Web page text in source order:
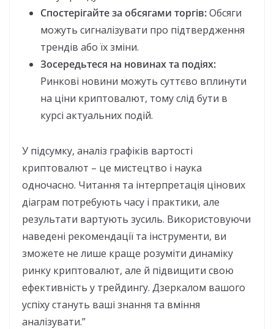
Спостерігайте за обсягами торгів:Обсяги
можуть сигналізувати про підтвердження
трендів або їх зміни.
Зосередьтеся на новинах та подіях:
Ринкові новини можуть суттєво вплинути
на ціни криптовалют, тому слід бути в
курсі актуальних подій.
У підсумку, аналіз графіків вартості
криптовалют – це мистецтво і наука
одночасно. Читання та інтерпретація цінових
діаграм потребують часу і практики, але
результати вартують зусиль. Використовуючи
наведені рекомендації та інструменти, ви
зможете не лише краще розуміти динаміку
ринку криптовалют, але й підвищити свою
ефективність у трейдингу. Дзеркалом вашого
успіху стануть ваші знання та вміння
аналізувати.”